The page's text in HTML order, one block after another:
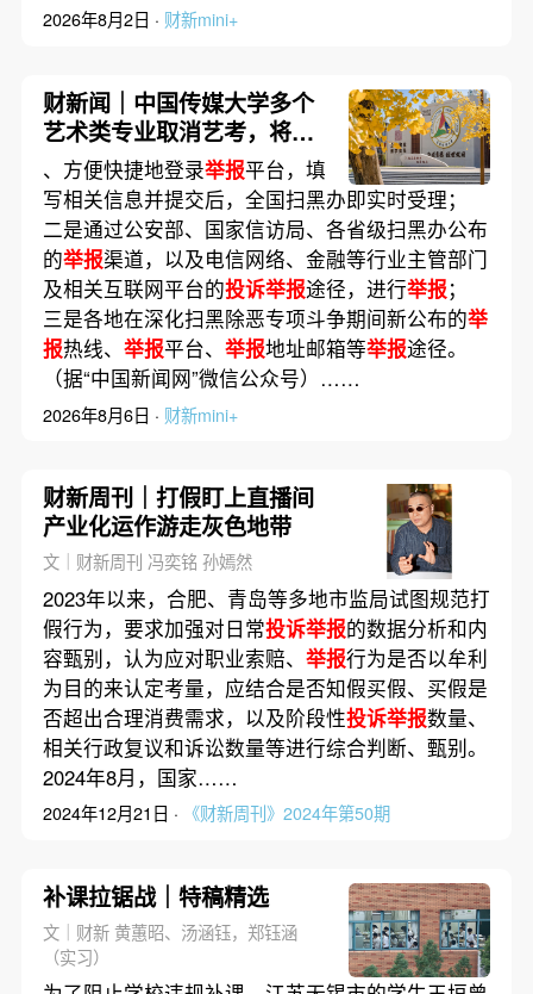
2026年8月2日 · 财新mini+
财新闻｜中国传媒大学多个
艺术类专业取消艺考，将依
据考生高考文化课成绩由高
到低依次录取
、方便快捷地登录举报平台，填
写相关信息并提交后，全国扫黑办即实时受理；
二是通过公安部、国家信访局、各省级扫黑办公布
的举报渠道，以及电信网络、金融等行业主管部门
及相关互联网平台的投诉举报途径，进行举报；
三是各地在深化扫黑除恶专项斗争期间新公布的举
报热线、 举报平台、 举报地址邮箱等举报途径。
（据“中国新闻网”微信公众号）……
2026年8月6日 · 财新mini+
财新周刊｜打假盯上直播间
产业化运作游走灰色地带
文｜财新周刊 冯奕铭 孙嫣然
2023年以来，合肥、青岛等多地市监局试图规范打
假行为，要求加强对日常投诉举报的数据分析和内
容甄别，认为应对职业索赔、 举报行为是否以牟利
为目的来认定考量，应结合是否知假买假、买假是
否超出合理消费需求，以及阶段性投诉举报数量、
相关行政复议和诉讼数量等进行综合判断、甄别。
2024年8月，国家……
2024年12月21日 · 《财新周刊》2024年第50期
补课拉锯战｜特稿精选
文｜财新 黄蕙昭、汤涵钰，郑钰涵
（实习）